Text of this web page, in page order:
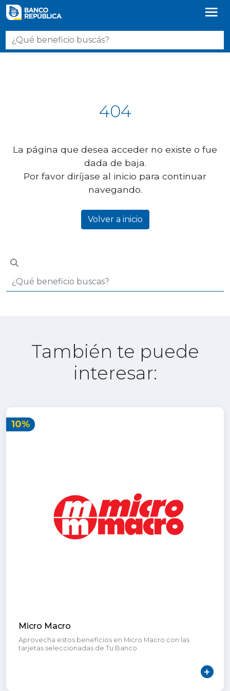
404
La página que desea acceder no existe o fue
dada de baja.
Por favor diríjase al inicio para continuar
navegando.
Volver a inicio
También te puede
interesar:
10%
Micro Macro
Aprovecha estos beneficios en Micro Macro con las
tarjetas seleccionadas de Tu Banco